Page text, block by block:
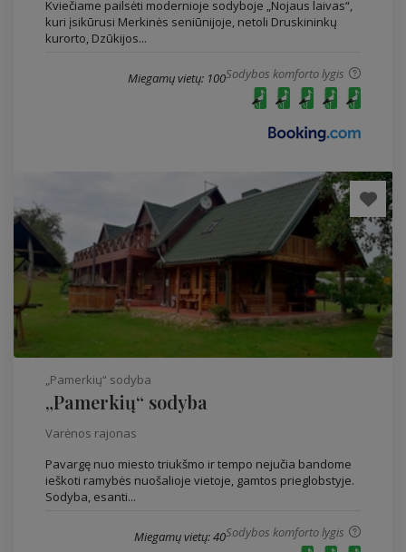
Kviečiame pailsėti modernioje sodyboje „Nojaus laivas“,
kuri įsikūrusi Merkinės seniūnijoje, netoli Druskininkų
kurorto, Dzūkijos...
Sodybos komforto lygis
Miegamų vietų: 100
„Pamerkių“ sodyba
„Pamerkių“ sodyba
Varėnos rajonas
Pavargę nuo miesto triukšmo ir tempo nejučia bandome
ieškoti ramybės nuošalioje vietoje, gamtos prieglobstyje.
Sodyba, esanti...
Sodybos komforto lygis
Miegamų vietų: 40